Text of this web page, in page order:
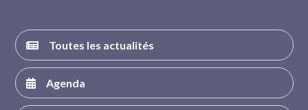
Toutes les actualités
Agenda